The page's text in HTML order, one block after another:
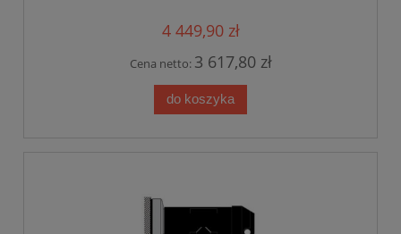
4 449,90 zł
Cena netto: 3 617,80 zł
do koszyka